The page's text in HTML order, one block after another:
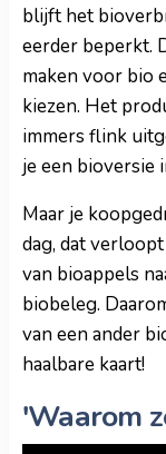
blijft het
eerder beperkt.
maken voor bio
kiezen. Het
immers flink
je een bioversie
Maar je
dag, dat
van bioappels
biobeleg.
van een ander
haalbare kaart!
'Waarom